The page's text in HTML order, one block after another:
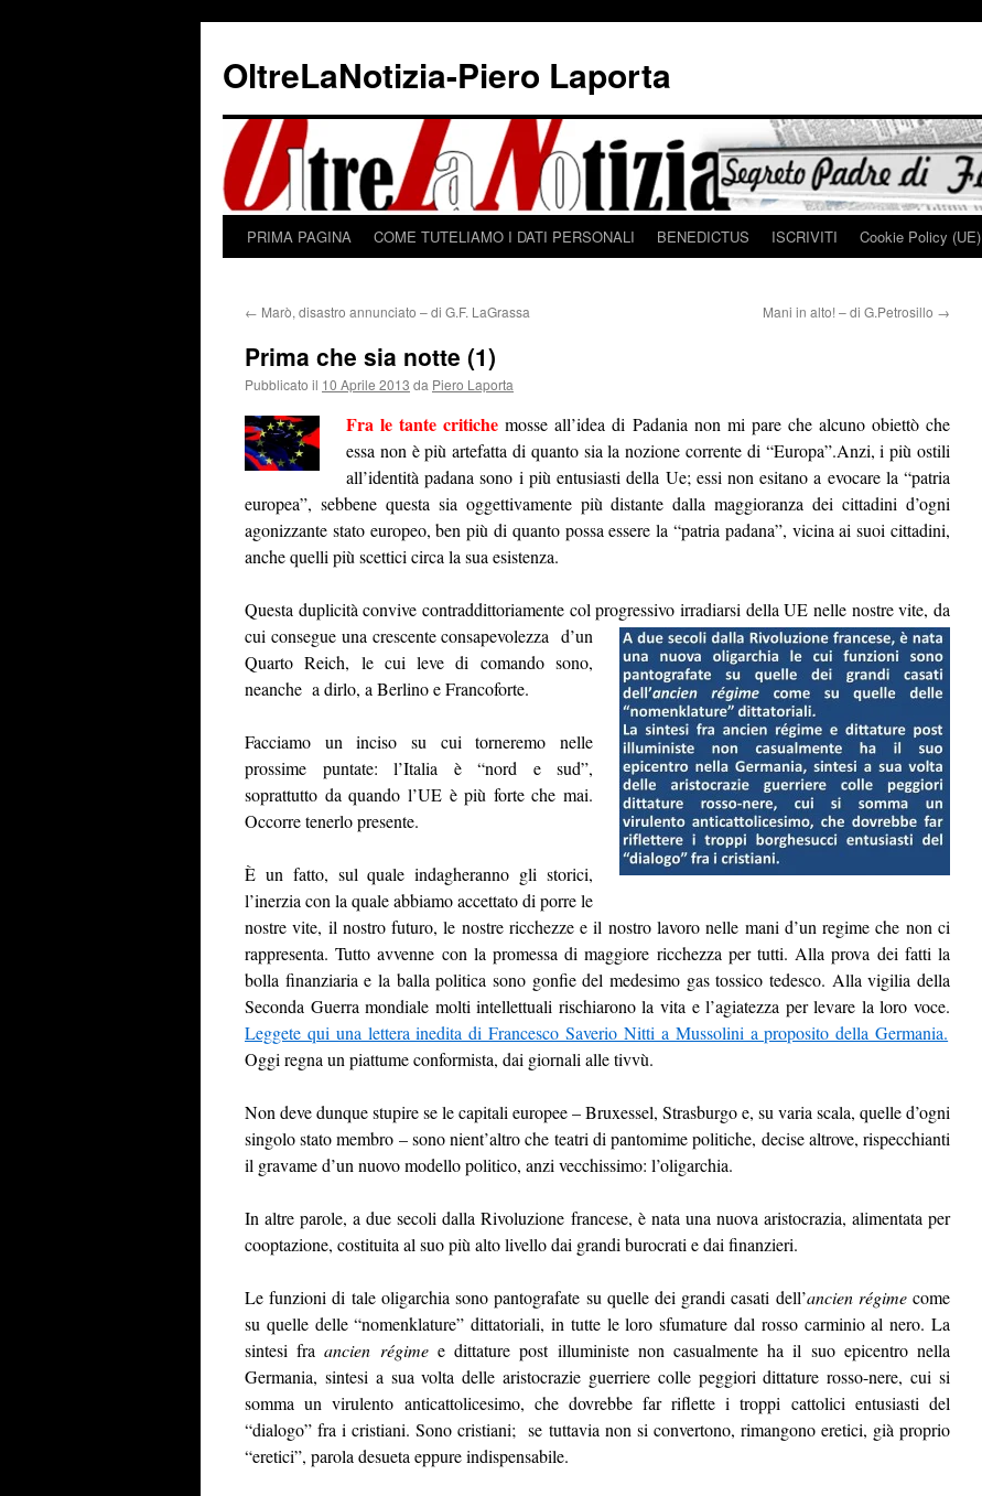
contenuto
OltreLaNotizia-Piero Laporta
PRIMA PAGINA COME TUTELIAMO I DATI PERSONALI BENEDICTUS ISCRIVITI Cookie Policy (UE)
← Marò, disastro annunciato – di G.F. LaGrassa Mani in alto! – di G.Petrosillo →
Prima che sia notte (1)
Pubblicato il 10 Aprile 2013 da Piero Laporta
Fra le tante critiche mosse all’idea di Padania non mi pare che alcuno obiettò che
essa non è più artefatta di quanto sia la nozione corrente di “Europa”.Anzi, i più ostili
all’identità padana sono i più entusiasti della Ue; essi non esitano a evocare la “patria
europea”, sebbene questa sia oggettivamente più distante dalla maggioranza dei cittadini d’ogni
agonizzante stato europeo, ben più di quanto possa essere la “patria padana”, vicina ai suoi cittadini,
anche quelli più scettici circa la sua esistenza.
Questa duplicità convive contraddittoriamente col progressivo irradiarsi della UE nelle nostre vite, da
cui consegue una crescente consapevolezza d’un
Quarto Reich, le cui leve di comando sono,
neanche a dirlo, a Berlino e Francoforte.
Facciamo un inciso su cui torneremo nelle
prossime puntate: l’Italia è “nord e sud”,
soprattutto da quando l’UE è più forte che mai.
Occorre tenerlo presente.
È un fatto, sul quale indagheranno gli storici,
l’inerzia con la quale abbiamo accettato di porre le
nostre vite, il nostro futuro, le nostre ricchezze e il nostro lavoro nelle mani d’un regime che non ci
rappresenta. Tutto avvenne con la promessa di maggiore ricchezza per tutti. Alla prova dei fatti la
bolla finanziaria e la balla politica sono gonfie del medesimo gas tossico tedesco. Alla vigilia della
Seconda Guerra mondiale molti intellettuali rischiarono la vita e l’agiatezza per levare la loro voce.
Leggete qui una lettera inedita di Francesco Saverio Nitti a Mussolini a proposito della Germania.
Oggi regna un piattume conformista, dai giornali alle tivvù.
Non deve dunque stupire se le capitali europee – Bruxessel, Strasburgo e, su varia scala, quelle d’ogni
singolo stato membro – sono nient’altro che teatri di pantomime politiche, decise altrove, rispecchianti
il gravame d’un nuovo modello politico, anzi vecchissimo: l’oligarchia.
In altre parole, a due secoli dalla Rivoluzione francese, è nata una nuova aristocrazia, alimentata per
cooptazione, costituita al suo più alto livello dai grandi burocrati e dai finanzieri.
Le funzioni di tale oligarchia sono pantografate su quelle dei grandi casati dell’ancien régimecome
su quelle delle “nomenklature” dittatoriali, in tutte le loro sfumature dal rosso carminio al nero. La
sintesi fraancien régimee dittature post illuministe non casualmente ha il suo epicentro nella
Germania, sintesi a sua volta delle aristocrazie guerriere colle peggiori dittature rosso-nere, cui si
somma un virulento anticattolicesimo, che dovrebbe far riflette i troppi cattolici entusiasti del
“dialogo” fra i cristiani. Sono cristiani; se tuttavia non si convertono, rimangono eretici, già proprio
“eretici”, parola desueta eppure indispensabile.